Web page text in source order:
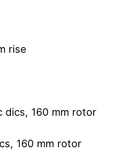
rise
dics, 160 mm rotor
160 mm rotor